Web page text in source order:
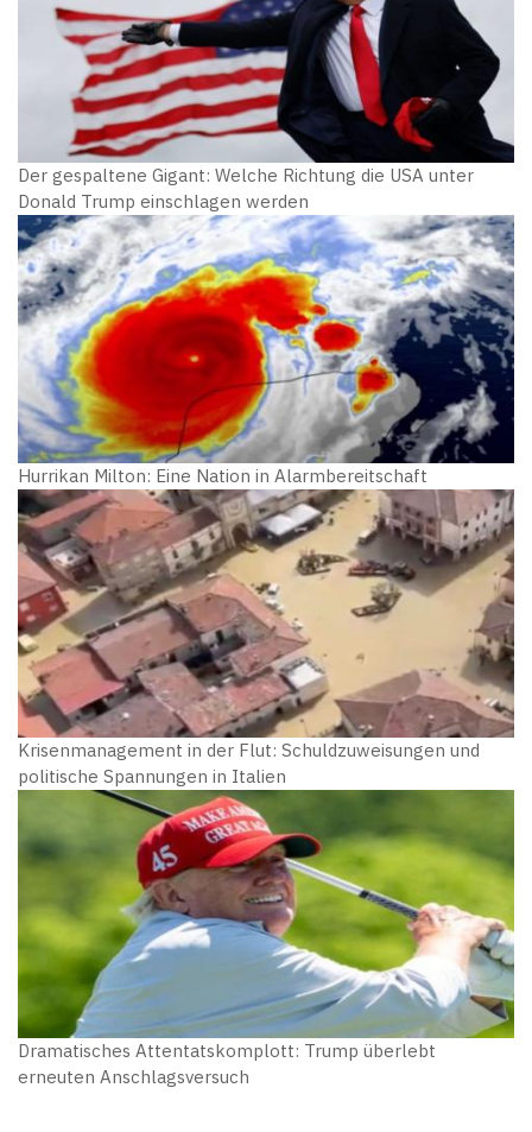
Der gespaltene Gigant: Welche Richtung die USA unter
Donald Trump einschlagen werden
Hurrikan Milton: Eine Nation in Alarmbereitschaft
Krisenmanagement in der Flut: Schuldzuweisungen und
politische Spannungen in Italien
Dramatisches Attentatskomplott: Trump überlebt
erneuten Anschlagsversuch